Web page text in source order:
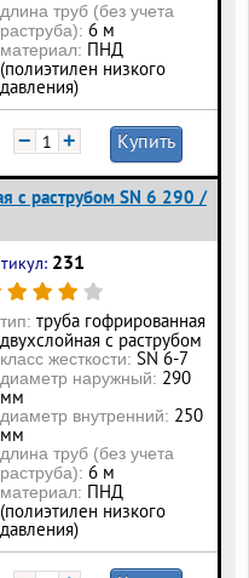
длина труб (без учета
раструба): 6 м
материал: ПНД
(полиэтилен низкого
давления)
− + Купить
с раструбом SN 6 290 /
231
тип: труба гофрированная
двухслойная с раструбом
класс жесткости: SN 6-7
диаметр наружный: 290
мм
диаметр внутренний: 250
мм
длина труб (без учета
раструба): 6 м
материал: ПНД
(полиэтилен низкого
давления)